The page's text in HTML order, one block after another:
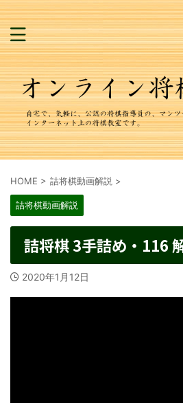
HOME > 詰将棋動画解説 >
詰将棋動画解説
詰将棋 3手詰め・116
2020年1月12日